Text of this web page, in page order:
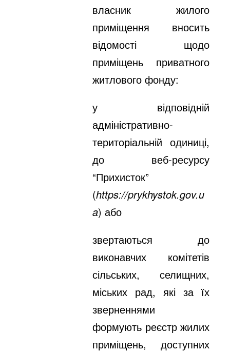
власник жилого
приміщення вносить
відомості щодо
приміщень приватного
житлового фонду:
у відповідній
адміністративно-
територіальній одиниці,
до веб-ресурсу
“Прихисток”
(https://prykhystok.gov.u
a) або
звертаються до
виконавчих комітетів
сільських, селищних,
міських рад, які за їх
зверненнями
формують реєстр жилих
приміщень, доступних